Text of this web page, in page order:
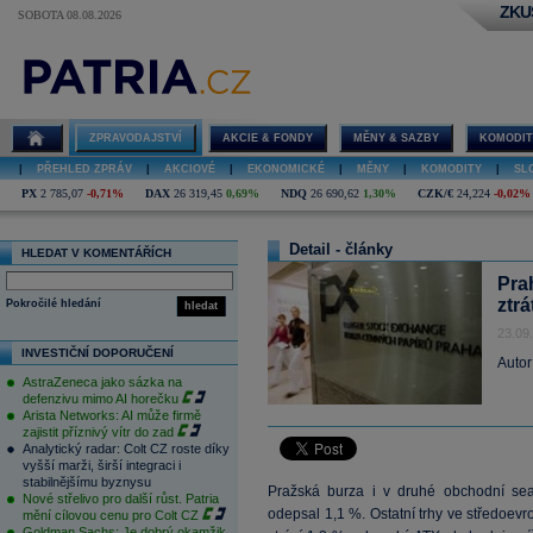
SOBOTA 08.08.2026
ZPRAVODAJSTVÍ AKCIE & FONDY MĚNY & SAZBY
PŘEHLED ZPRÁV AKCIOVÉ EKONOMICKÉ MĚNY KOMODITY
PX 2 785,07 -0,71% DAX 26 319,45 0,69% NDQ 26 690,62 1,30% CZK/€ 24,224 -0,02%
HLEDAT V KOMENTÁŘÍCH
hledat
Pokročilé hledání
INVESTIČNÍ DOPORUČENÍ
AstraZeneca jako sázka na
defenzivu mimo AI horečku
Arista Networks: AI může firmě
zajistit příznivý vítr do zad
Analytický radar: Colt CZ roste díky
vyšší marži, širší integraci i
stabilnějšímu byznysu
Nové střelivo pro další růst. Patria
mění cílovou cenu pro Colt CZ
Detail - články
Pražská burza i v druhé obchodní
odepsal 1,1 %. Ostatní trhy ve